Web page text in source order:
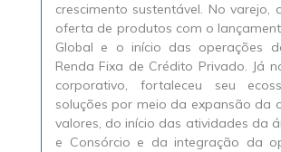
crescimento sustentável. No varejo,
oferta de produtos com o
Global e o início das operações
Renda Fixa de Crédito Privado. Já
corporativo, fortaleceu seu
soluções por meio da expansão da
valores, do início das atividades da
e Consórcio e da integração da